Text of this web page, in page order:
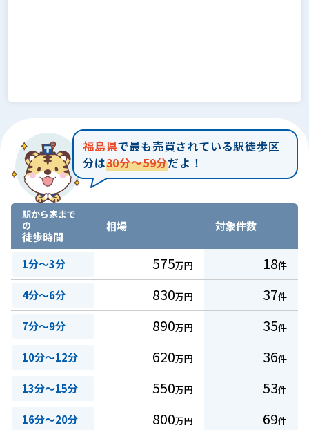
福島県で最も売買されている駅徒歩区
分は30分～59分だよ！
駅から家まで
の
徒歩時間
相場 対象件数
1分～3分 575万円 18件
4分～6分 830万円 37件
7分～9分 890万円 35件
10分～12分 620万円 36件
13分～15分 550万円 53件
16分～20分 800万円 69件